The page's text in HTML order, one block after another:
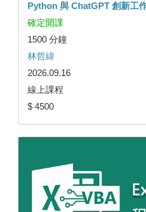
Python 與 ChatGPT 創新工
確定開課
1500 分鐘
林哲緯
2026.09.16
線上課程
$ 4500